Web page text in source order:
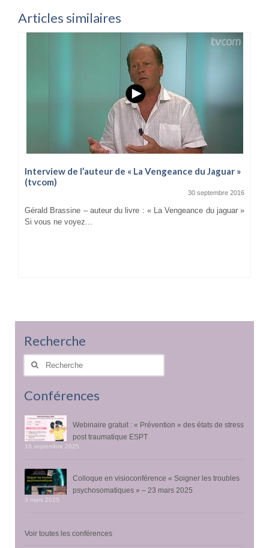
Articles similaires
Interview de l’auteur de « La Vengeance du Jaguar »
(tvcom)
30 septembre 2016
Gérald Brassine – auteur du livre : « La Vengeance du jaguar »
Si vous ne voyez...
Recherche
Rechercher
Conférences
Webinaire gratuit : « Prévention » des états de stress
post traumatique ESPT
16 septembre 2025
Colloque en visioconférence « Soigner les troubles
psychosomatiques » – 23 mars 2025
3 mars 2025
Voir toutes les conférences